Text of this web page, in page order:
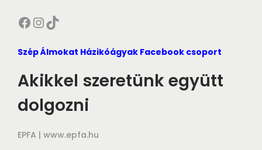
Facebook InstagramTikTok
Szép Álmokat Házikóágyak Facebook csoport
Akikkel szeretünk együtt
dolgozni
EPFA | www.epfa.hu